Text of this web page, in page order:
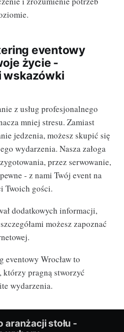
eventowy
życie -
wskazówki
z usług profesjonalnego
mniej stresu. Zamiast
jedzenia, możesz skupić się
wydarzenia. Nasza załoga
przez serwowanie,
- z nami Twój event na
Twoich gości.
dodatkowych informacji,
możesz zapoznać
eventowy Wrocław to
pragną stworzyć
wydarzenia.
aranżacji stołu -